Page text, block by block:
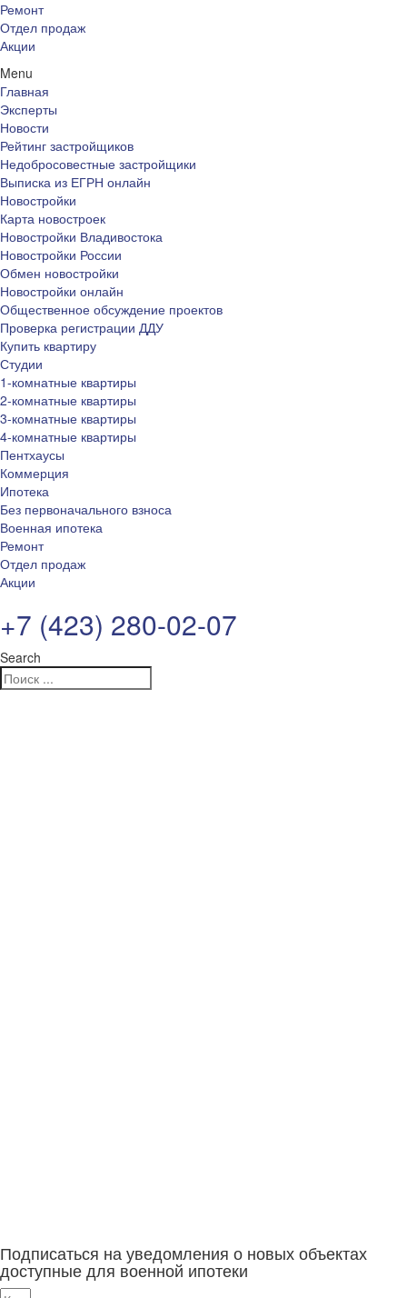
Ремонт
Отдел продаж
Акции
Menu
Главная
Эксперты
Новости
Рейтинг застройщиков
Недобросовестные застройщики
Выписка из ЕГРН онлайн
Новостройки
Карта новостроек
Новостройки Владивостока
Новостройки России
Обмен новостройки
Новостройки онлайн
Общественное обсуждение проектов
Проверка регистрации ДДУ
Купить квартиру
Студии
1-комнатные квартиры
2-комнатные квартиры
3-комнатные квартиры
4-комнатные квартиры
Пентхаусы
Коммерция
Ипотека
Без первоначального взноса
Военная ипотека
Ремонт
Отдел продаж
Акции
+7 (423) 280-02-07
Search
Подписаться на уведомления о новых объектах
доступные для военной ипотеки